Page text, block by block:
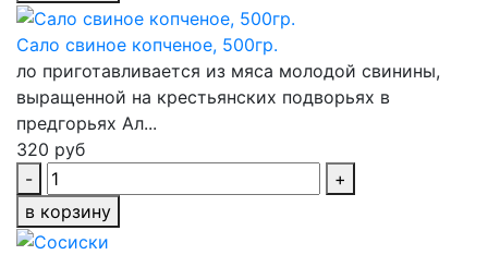
Сало свиное копченое, 500гр.
ло приготавливается из мяса молодой свинины,
выращенной на крестьянских подворьях в
предгорьях Ал...
320 руб
-
+
в корзину